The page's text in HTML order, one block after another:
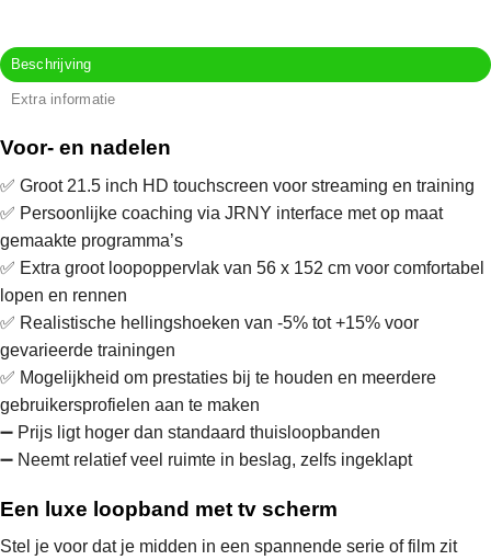
Beschrijving
Extra informatie
Voor- en nadelen
✅ Groot 21.5 inch HD touchscreen voor streaming en training
✅ Persoonlijke coaching via JRNY interface met op maat
gemaakte programma’s
✅ Extra groot loopoppervlak van 56 x 152 cm voor comfortabel
lopen en rennen
✅ Realistische hellingshoeken van -5% tot +15% voor
gevarieerde trainingen
✅ Mogelijkheid om prestaties bij te houden en meerdere
gebruikersprofielen aan te maken
➖ Prijs ligt hoger dan standaard thuisloopbanden
➖ Neemt relatief veel ruimte in beslag, zelfs ingeklapt
Een luxe loopband met tv scherm
Stel je voor dat je midden in een spannende serie of film zit